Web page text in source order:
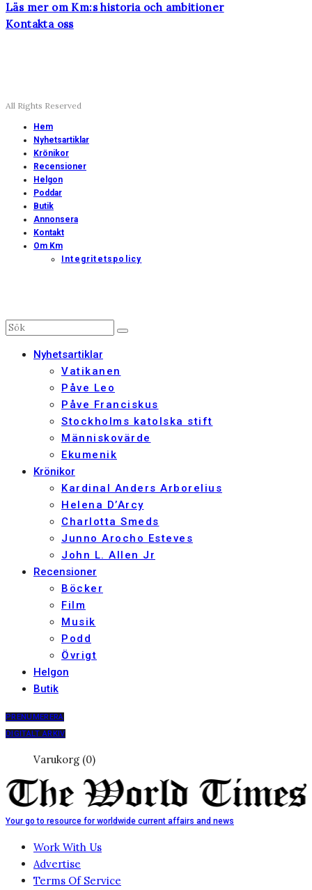
Läs mer om Km:s historia och ambitioner
Kontakta oss
All Rights Reserved
Hem
Nyhetsartiklar
Krönikor
Recensioner
Helgon
Poddar
Butik
Annonsera
Kontakt
Om Km
Integritetspolicy
Nyhetsartiklar
Vatikanen
Påve Leo
Påve Franciskus
Stockholms katolska stift
Människovärde
Ekumenik
Krönikor
Kardinal Anders Arborelius
Helena D’Arcy
Charlotta Smeds
Junno Arocho Esteves
John L. Allen Jr
Recensioner
Böcker
Film
Musik
Podd
Övrigt
Helgon
Butik
PRENUMERERA
DIGITALT ARKIV
Varukorg (0)
Your go to resource for worldwide current affairs and news
Work With Us
Advertise
Terms Of Service